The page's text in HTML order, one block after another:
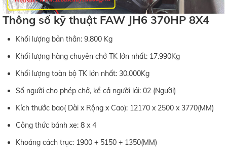
Thông số kỹ thuật FAW JH6 370HP 8X4
Khối lượng bản thân: 9.800 Kg
Khối lượng hàng chuyên chở TK lớn nhất: 17.990Kg
Khối lượng toàn bộ TK lớn nhất: 30.000Kg
Số người cho phép chở, kể cả người lái: 02 (Người)
Kích thước bao( Dài x Rộng x Cao): 12170 x 2500 x 3770(MM)
Công thức bánh xe: 8 x 4
Khoảng cách trục: 1900 + 5150 + 1350(MM)